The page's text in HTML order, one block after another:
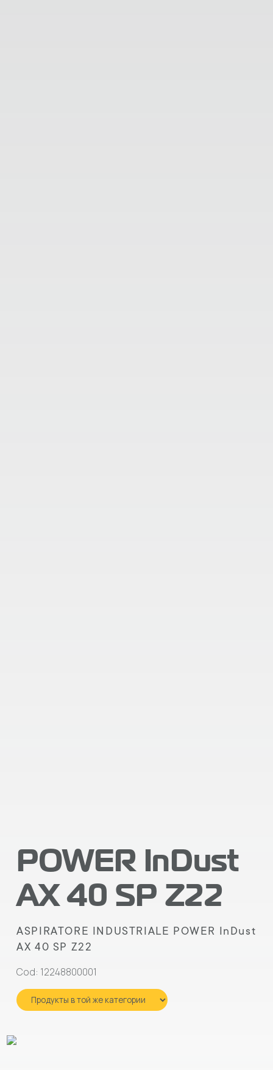
POWER InDust
AX 40 SP Z22
ASPIRATORE INDUSTRIALE POWER InDust
AX 40 SP Z22
Cod: 12248800001